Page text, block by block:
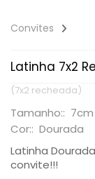
Convites
Latinha 7x2
(7x2 recheada)
Tamanho::
Cor:: Dourada
Latinha
convite!!!